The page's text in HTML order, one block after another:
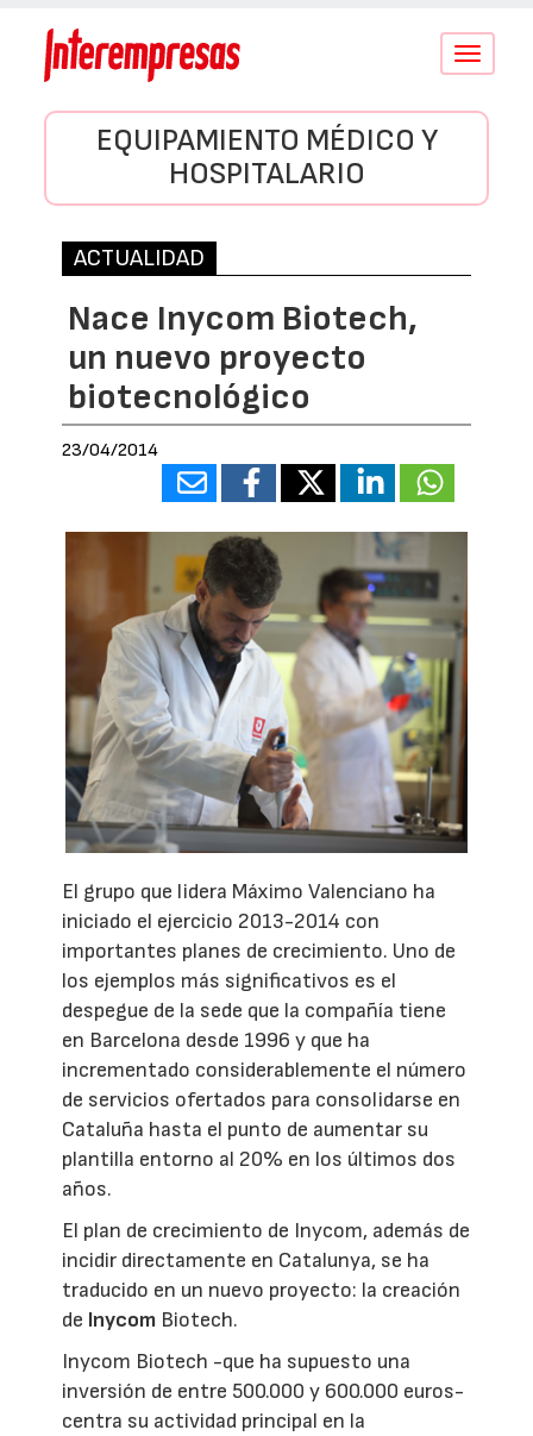
Conmutar
EQUIPAMIENTO MÉDICO Y
HOSPITALARIO
ACTUALIDAD
Nace Inycom Biotech,
un nuevo proyecto
biotecnológico
23/04/2014
El grupo que lidera Máximo Valenciano ha
iniciado el ejercicio 2013-2014 con
importantes planes de crecimiento. Uno de
los ejemplos más significativos es el
despegue de la sede que la compañía tiene
en Barcelona desde 1996 y que ha
incrementado considerablemente el número
de servicios ofertados para consolidarse en
Cataluña hasta el punto de aumentar su
plantilla entorno al 20% en los últimos dos
años.
El plan de crecimiento de Inycom, además de
incidir directamente en Catalunya, se ha
traducido en un nuevo proyecto: la creación
de Inycom Biotech.
Inycom Biotech -que ha supuesto una
inversión de entre 500.000 y 600.000 euros-
centra su actividad principal en la